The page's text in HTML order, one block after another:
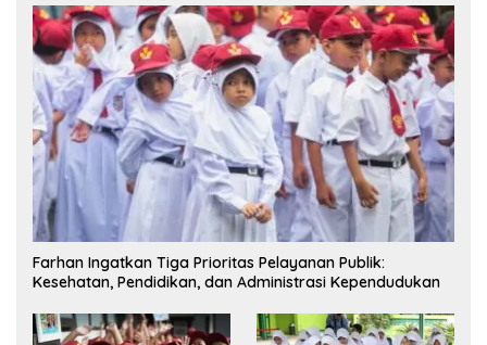
Farhan Ingatkan Tiga Prioritas Pelayanan Publik:
Kesehatan, Pendidikan, dan Administrasi Kependudukan